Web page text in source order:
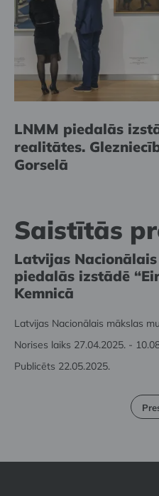
LNMM piedalās
realitātes.
Gorselā
Saistītās
Latvijas
piedalās izstādē
Kemnicā
Latvijas Nacionālais mākslas
Norises laiks 27.04.2025. -
Publicēts 22.05.2025.